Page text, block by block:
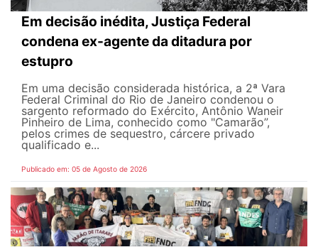
Em decisão inédita, Justiça Federal
condena ex-agente da ditadura por
estupro
Em uma decisão considerada histórica, a 2ª Vara
Federal Criminal do Rio de Janeiro condenou o
sargento reformado do Exército, Antônio Waneir
Pinheiro de Lima, conhecido como "Camarão”,
pelos crimes de sequestro, cárcere privado
qualificado e...
Publicado em: 05 de Agosto de 2026